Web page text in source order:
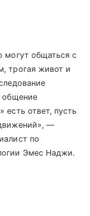
могут общаться с
трогая живот и
общение
есть ответ, пусть
—
по
Эмес Наджи.